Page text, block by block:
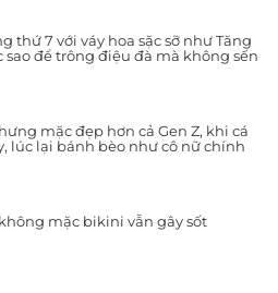
thứ 7 với váy hoa sặc sỡ như Tăng
sao để trông điệu đà mà không sến
mặc đẹp hơn cả Gen Z, khi cá
lúc lại bánh bèo như cô nữ chính
mặc bikini vẫn gây sốt